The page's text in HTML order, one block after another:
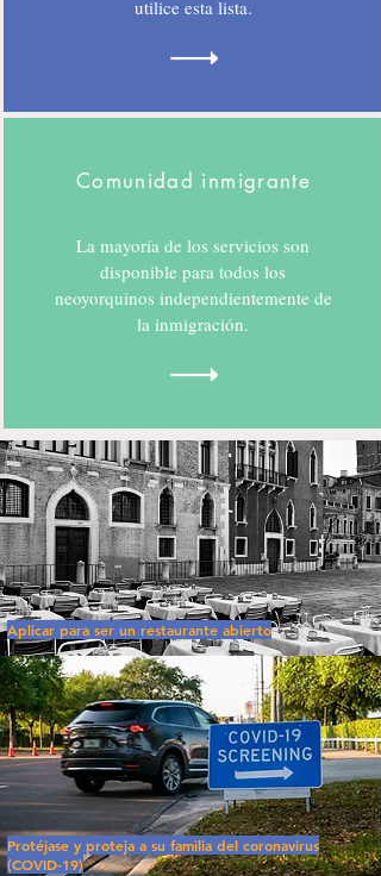
utilice esta lista.
Comunidad inmigrante
La mayoría de los servicios son
disponible para todos los
neoyorquinos independientemente de
la inmigración.
Aplicar para ser un restaurante abierto
Protéjase y proteja a su familia del coronavirus
(COVID-19)